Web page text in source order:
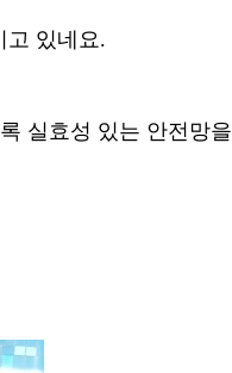
고 있네요.
실효성 있는 안전망을